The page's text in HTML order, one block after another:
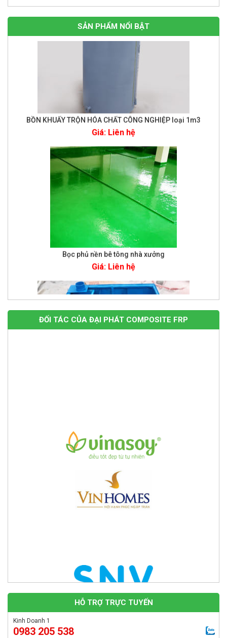
SẢN PHẨM NỔI BẬT
BỒN KHUẤY TRỘN HÓA CHẤT CÔNG NGHIỆP loại 1m3
Giá: Liên hệ
Bọc phủ nền bê tông nhà xưởng
Giá: Liên hệ
ĐỐI TÁC CỦA ĐẠI PHÁT COMPOSITE FRP
HỖ TRỢ TRỰC TUYẾN
Kinh Doanh 1
0983 205 538